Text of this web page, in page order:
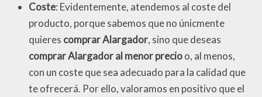
Coste: Evidentemente, atendemos al coste del
producto, porque sabemos que no únicmente
quieres comprar Alargador, sino que deseas
comprar Alargador al menor precioo, al menos,
con un coste que sea adecuado para la calidad que
te ofrecerá. Por ello, valoramos en positivo que el